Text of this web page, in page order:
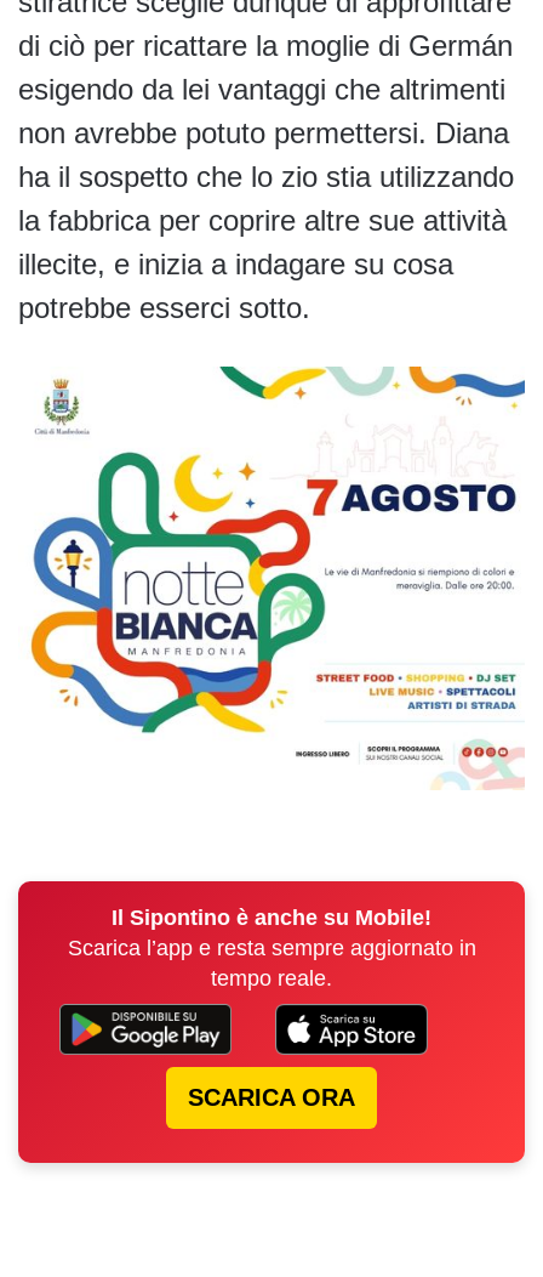
di ciò per ricattare la moglie di Germán
esigendo da lei vantaggi che altrimenti
non avrebbe potuto permettersi. Diana
ha il sospetto che lo zio stia utilizzando
la fabbrica per coprire altre sue attività
illecite, e inizia a indagare su cosa
potrebbe esserci sotto.
Il Sipontino è anche su Mobile!
Scarica l’app e resta sempre aggiornato in
tempo reale.
SCARICA ORA